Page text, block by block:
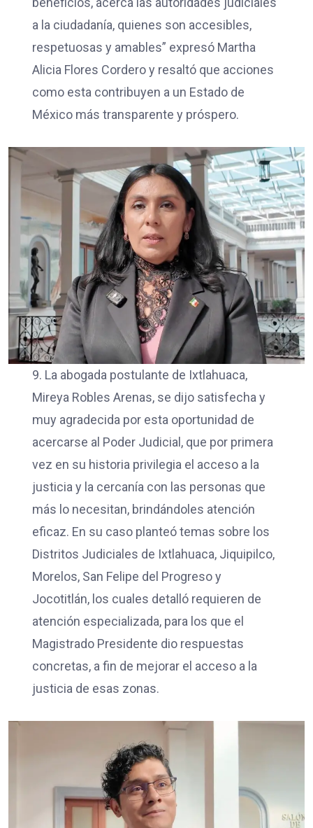
a la ciudadanía, quienes son accesibles,
respetuosas y amables” expresó Martha
Alicia Flores Cordero y resaltó que acciones
como esta contribuyen a un Estado de
México más transparente y próspero.
9. La abogada postulante de Ixtlahuaca,
Mireya Robles Arenas, se dijo satisfecha y
muy agradecida por esta oportunidad de
acercarse al Poder Judicial, que por primera
vez en su historia privilegia el acceso a la
justicia y la cercanía con las personas que
más lo necesitan, brindándoles atención
eficaz. En su caso planteó temas sobre los
Distritos Judiciales de Ixtlahuaca, Jiquipilco,
Morelos, San Felipe del Progreso y
Jocotitlán, los cuales detalló requieren de
atención especializada, para los que el
Magistrado Presidente dio respuestas
concretas, a fin de mejorar el acceso a la
justicia de esas zonas.